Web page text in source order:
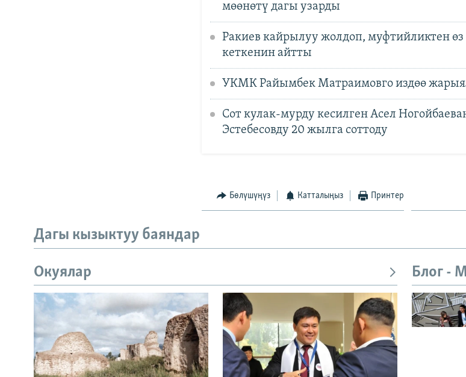
мөөнөтү дагы узарды
Ракиев кайрылуу жолдоп, муфтийликтен
кеткенин айтты
УКМК Райымбек Матраимовго издөө
Сот кулак-мурду кесилген Асел
Эстебесовду 20 жылга соттоду
Бөлүшүңүз Катталыңыз Принтер
Дагы кызыктуу баяндар
Окуялар Блог -